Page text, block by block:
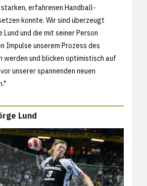
erfahrenen Handball-
konnte. Wir sind überzeugt
Lund und die mit seiner Person
Impulse unserem Prozess des
und blicken optimistisch auf
unserer spannenden neuen
Lund